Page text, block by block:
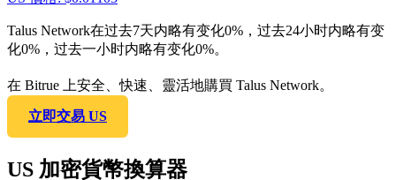
Talus Network在过去7天内略有变化0%，过去24小时内略有变
化0%，过去一小时内略有变化0%。
在 Bitrue 上安全、快速、靈活地購買 Talus Network。
立即交易 US
US 加密貨幣換算器